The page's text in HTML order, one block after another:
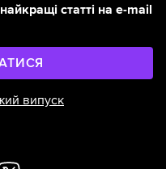
статті на e-mail
випуск